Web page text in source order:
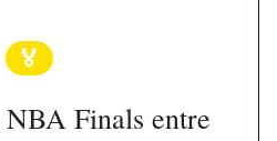
🏅
NBA Finals entre